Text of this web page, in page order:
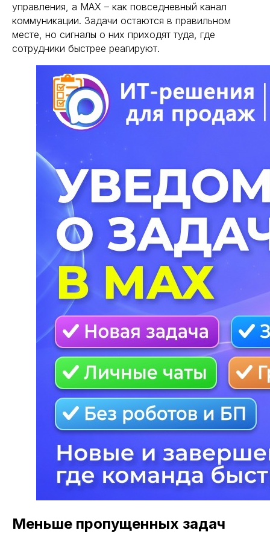
управления, а MAX – как повседневный канал
коммуникации. Задачи остаются в правильном
месте, но сигналы о них приходят туда, где
сотрудники быстрее реагируют.
Меньше пропущенных задач